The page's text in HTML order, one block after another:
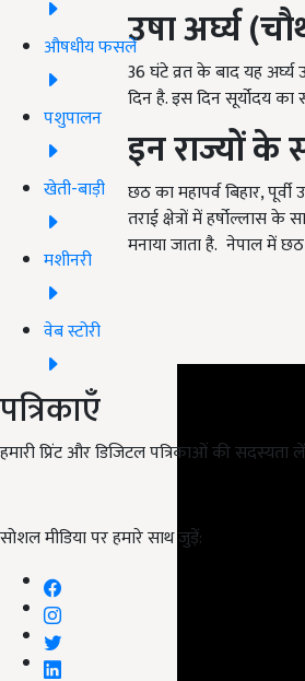
औषधीय फसलें
पशुपालन
खेती-बाड़ी
मशीनरी
वेब स्टोरी
पत्रिकाएँ
हमारी प्रिंट और डिजिटल पत्रिकाओं की सदस्यता लें
सोशल मीडिया पर हमारे साथ जुड़ें:
उषा अर्घ्य(
36 घंटे व्रत के बाद यह
दिन है. इस दिन सूर्योदय
इन राज्यों के
छठ का महापर्व बिहार,
तराई क्षेत्रों में हर्षोल्लास
मनाया जाता है. नेपाल में